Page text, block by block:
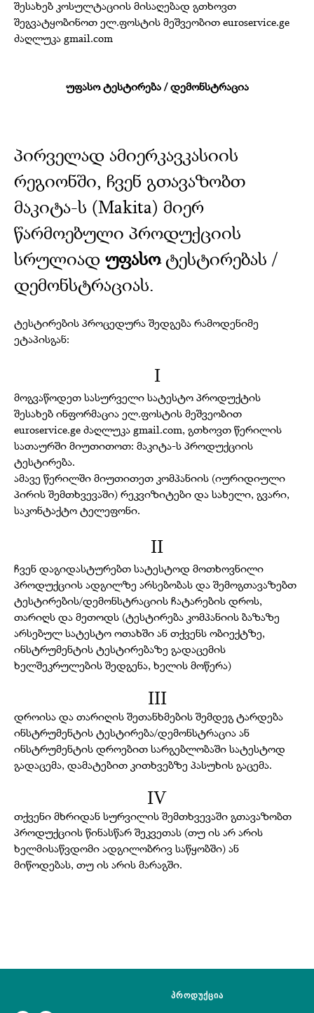
შესახებ კოსულტაციის მისაღებად გთხოვთ
შეგვატყობინოთ ელ.ფოსტის მეშვეობით euroservice.ge
ძაღლუკა gmail.com
უფასო ტესტირება / დემონსტრაცია
პირველად ამიერკავკასიის
რეგიონში, ჩვენ გთავაზობთ
მაკიტა-ს (Makita) მიერ
წარმოებული პროდუქციის
სრულიად უფასოტესტირებას /
დემონსტრაციას.
ტესტირების პროცედურა შედგება რამოდენიმე
ეტაპისგან:
I
მოგვაწოდეთ სასურველი სატესტო პროდუქტის
შესახებ ინფორმაცია ელ.ფოსტის მეშვეობით
euroservice.ge ძაღლუკა gmail.com, გთხოვთ წერილის
სათაურში მიუთითოთ: მაკიტა-ს პროდუქციის
ტესტირება.
ამავე წერილში მიუთითეთ კომპანიის (იურიდიული
პირის შემთხვევაში) რეკვიზიტები და სახელი, გვარი,
საკონტაქტო ტელეფონი.
II
ჩვენ დაგიდასტურებთ სატესტოდ მოთხოვნილი
პროდუქციის ადგილზე არსებობას და შემოგთავაზებთ
ტესტირების/დემონსტრაციის ჩატარების დროს,
თარიღს და მეთოდს (ტესტირება კომპანიის ბაზაზე
არსებულ სატესტო ოთახში ან თქვენს ობიექტზე,
ინსტრუმენტის ტესტირებაზე გადაცემის
ხელშეკრულების შედგენა, ხელის მოწერა)
III
დროისა და თარიღის შეთანხმების შემდეგ ტარდება
ინსტრუმენტის ტესტირება/დემონსტრაცია ან
ინსტრუმენტის დროებით სარგებლობაში სატესტოდ
გადაცემა, დამატებით კითხვებზე პასუხის გაცემა.
IV
თქვენი მხრიდან სურვილის შემთხვევაში გთავაზობთ
პროდუქციის წინასწარ შეკვეთას (თუ ის არ არის
ხელმისაწვდომი ადგილობრივ საწყობში) ან
მიწოდებას, თუ ის არის მარაგში.
პროდუქცია